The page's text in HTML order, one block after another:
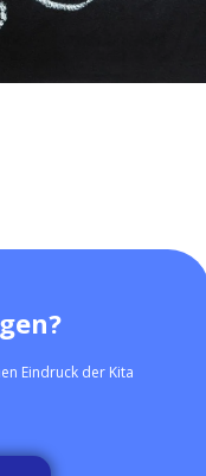
Eindruck der Kita